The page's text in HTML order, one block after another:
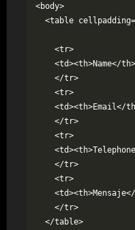
<body>
<table
    <tr>
<td><th>Name</
    </tr>
    <tr>
<td><th>Email</
    </tr>
    <tr>
    </tr>
    <tr>
    </tr>
  </table>